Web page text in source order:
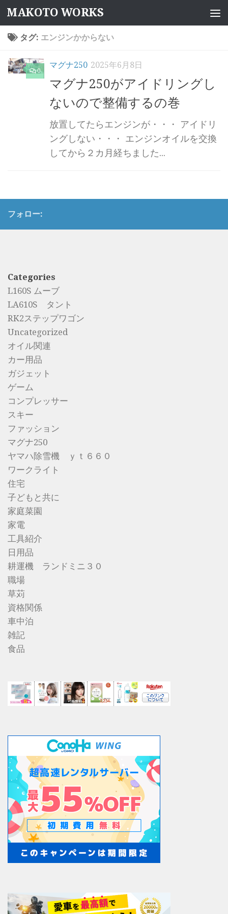
コンテンツへスキップ
MAKOTO WORKS
タグ: エンジンかからない
0
マグナ250 2025年6月8日
マグナ250がアイドリングし
ないので整備するの巻
放置してたらエンジンが・・・ アイドリ
ングしない・・・ エンジンオイルを交換
してから２カ月経ちました...
フォロー:
Categories
L160S ムーブ
LA610S タント
RK2ステップワゴン
Uncategorized
オイル関連
カー用品
ガジェット
ゲーム
コンプレッサー
スキー
ファッション
マグナ250
ヤマハ除雪機 ｙｔ６６０
ワークライト
住宅
子どもと共に
家庭菜園
家電
工具紹介
日用品
耕運機 ランドミニ３０
職場
草苅
資格関係
車中泊
雑記
食品